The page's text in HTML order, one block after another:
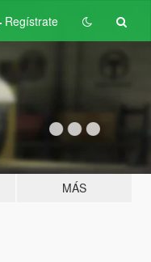
Regístrate
MÁS